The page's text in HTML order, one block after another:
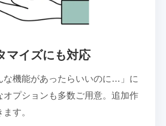
マイズにも対応
な機能があったらいいのに…」に
オプションも多数ご用意。追加作
す。